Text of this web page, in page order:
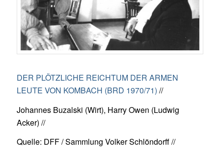
DER PLÖTZLICHE REICHTUM DER ARMEN
LEUTE VON KOMBACH (BRD 1970/71) //
Johannes Buzalski (Wirt), Harry Owen (Ludwig
Acker) //
Quelle: DFF / Sammlung Volker Schlöndorff //